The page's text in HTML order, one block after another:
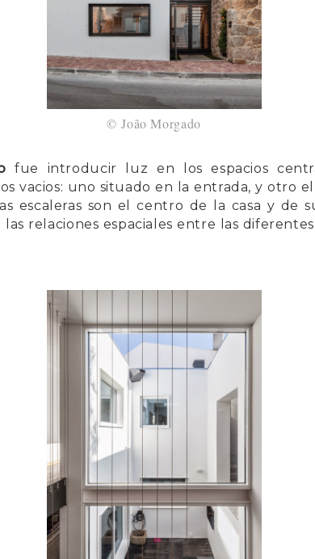
©João Morgado
fue introducir luz en los espacios
vacios: uno situado en la entrada, y otro
escaleras son el centro de la casa y de
relaciones espaciales entre las diferentes